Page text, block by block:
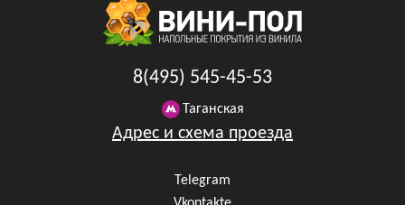
8(495) 545-45-53
Таганская
Адрес и схема проезда
Telegram